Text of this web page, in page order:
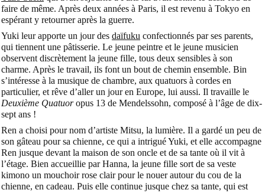
faire de même. Après deux années à Paris, il est revenu à Tokyo en
espérant y retourner après la guerre.
Yuki leur apporte un jour des daïfuku confectionnés par ses parents,
qui tiennent une pâtisserie. Le jeune peintre et le jeune musicien
observent discrètement la jeune fille, tous deux sensibles à son
charme. Après le travail, ils font un bout de chemin ensemble. Bin
s’intéresse à la musique de chambre, aux quatuors à cordes en
particulier, et rêve d’aller un jour en Europe, lui aussi. Il travaille le
Deuxième Quatuoropus 13 de Mendelssohn, composé à l’âge de dix-
sept ans !
Ren a choisi pour nom d’artiste Mitsu, la lumière. Il a gardé un peu de
son gâteau pour sa chienne, ce qui a intrigué Yuki, et elle accompagne
Ren jusque devant la maison de son oncle et de sa tante où il vit à
l’étage. Bien accueillie par Hanna, la jeune fille sort de sa veste
kimono un mouchoir rose clair pour le nouer autour du cou de la
chienne, en cadeau. Puis elle continue jusque chez sa tante, qui est